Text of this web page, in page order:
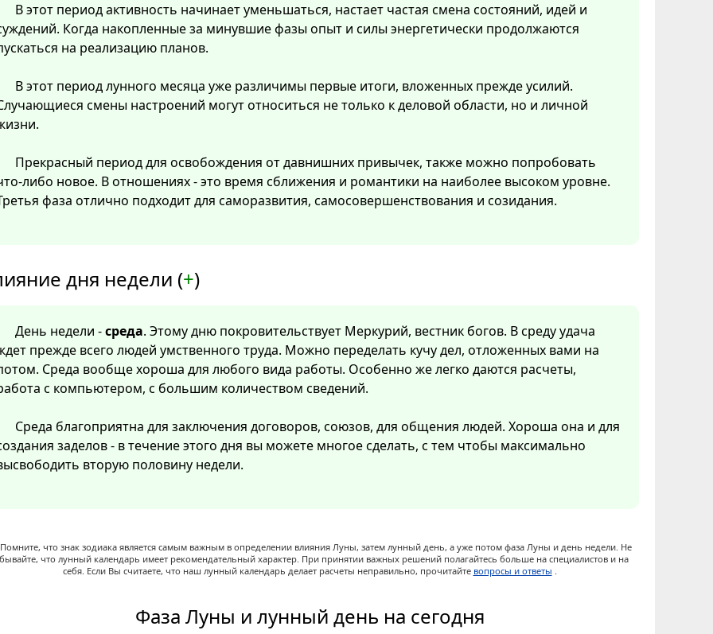
В этот период активность начинает уменьшаться, настает частая смена состояний, идей и
Когда накопленные за минувшие фазы опыт и силы энергетически продолжаются
на реализацию планов.
В этот период лунного месяца уже различимы первые итоги, вложенных прежде усилий.
смены настроений могут относиться не только к деловой области, но и личной
Прекрасный период для освобождения от давнишних привычек, также можно попробовать
либо новое. В отношениях - это время сближения и романтики на наиболее высоком уровне.
фаза отлично подходит для саморазвития, самосовершенствования и созидания.
дня недели (+)
День недели -среда. Этому дню покровительствует Меркурий, вестник богов. В среду удача
прежде всего людей умственного труда. Можно переделать кучу дел, отложенных вами на
Среда вообще хороша для любого вида работы. Особенно же легко даются расчеты,
с компьютером, с большим количеством сведений.
Среда благоприятна для заключения договоров, союзов, для общения людей. Хороша она и для
заделов - в течение этого дня вы можете многое сделать, с тем чтобы максимально
вторую половину недели.
Помните, что знак зодиака является самым важным в определении влияния Луны, затем лунный день, а уже потом фаза Луны и день недели. Не
что лунный календарь имеет рекомендательный характер. При принятии важных решений полагайтесь больше на специалистов и на
себя. Если Вы считаете, что наш лунный календарь делает расчеты неправильно, прочитайте вопросы и ответы .
Фаза Луны и лунный день на сегодня